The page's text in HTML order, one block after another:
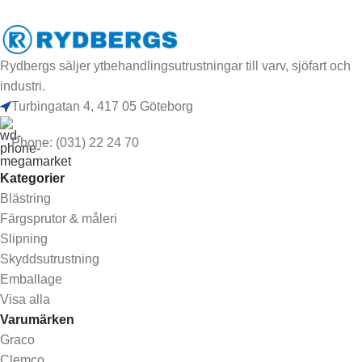
Rydbergs säljer ytbehandlingsutrustningar till varv, sjöfart och
industri.
Turbingatan 4, 417 05 Göteborg
Phone: (031) 22 24 70
Kategorier
Blästring
Färgsprutor & måleri
Slipning
Skyddsutrustning
Emballage
Visa alla
Varumärken
Graco